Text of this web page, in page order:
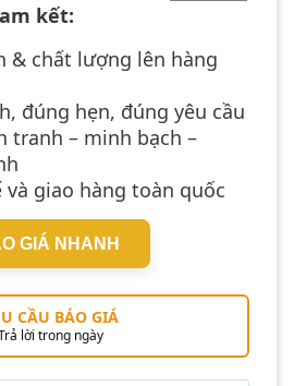
kết:
& chất lượng lên hàng
đúng hẹn, đúng yêu cầu
tranh – minh bạch –
giao hàng toàn quốc
GIÁ NHANH
CẦU BÁO GIÁ
lời trong ngày